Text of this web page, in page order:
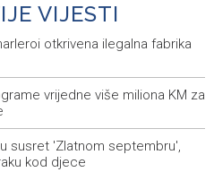
VIJESTI
otkrivena ilegalna fabrika
vrijedne više miliona KM za
susret 'Zlatnom septembru',
kod djece